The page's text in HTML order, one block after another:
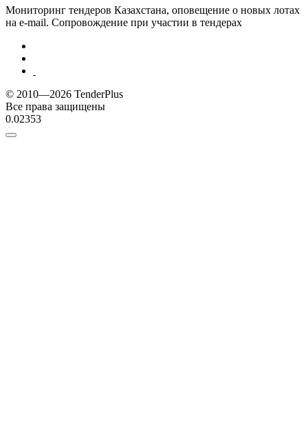
Мониторинг тендеров Казахстана, оповещение о новых лотах
на e-mail. Сопровождение при участии в тендерах
© 2010—2026 TenderPlus
Все права защищены
0.02353